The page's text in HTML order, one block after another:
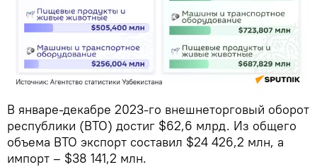
В январе-декабре 2023-го внешнеторговый оборот
республики (ВТО) достиг $62,6 млрд. Из общего
объема ВТО экспорт составил $24 426,2 млн, а
импорт – $38 141,2 млн.